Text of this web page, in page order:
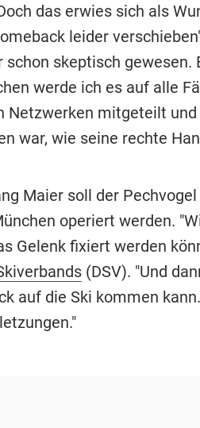
das erwies sich als
leider
schon skeptisch gewesen.
werde ich es auf alle
Netzwerken mitgeteilt
war, wie seine rechte
Maier soll der
operiert werden.
Gelenk fixiert werden
(DSV). "Und
auf die Ski kommen